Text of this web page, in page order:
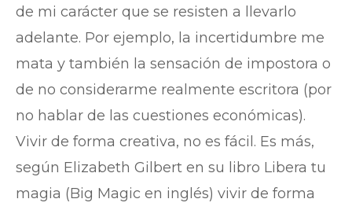
de mi carácter que se resisten a llevarlo
adelante. Por ejemplo, la incertidumbre me
mata y también la sensación de impostora o
de no considerarme realmente escritora (por
no hablar de las cuestiones económicas).
Vivir de forma creativa, no es fácil. Es más,
según Elizabeth Gilbert en su libro Libera tu
magia (Big Magic en inglés) vivir de forma